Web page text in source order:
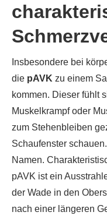
Insbesondere bei
die pAVK zu einem
kommen. Dieser fühlt
Muskelkrampf oder
zum Stehenbleiben
Schaufenster
Namen.
pAVK ist ein
der Wade in den
nach einer längeren